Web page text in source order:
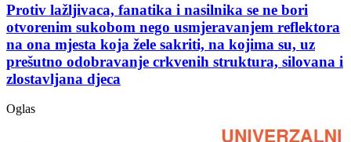
Protiv lažljivaca, fanatika i nasilnika se ne bori
otvorenim sukobom nego usmjeravanjem reflektora
na ona mjesta koja žele sakriti, na kojima su, uz
prešutno odobravanje crkvenih struktura, silovana i
zlostavljana djeca
Oglas